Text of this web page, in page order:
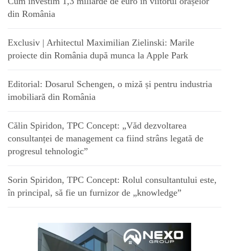
din România
Exclusiv | Arhitectul Maximilian Zielinski: Marile
proiecte din România după munca la Apple Park
Editorial: Dosarul Schengen, o miză și pentru industria
imobiliară din România
Călin Spiridon, TPC Concept: „Văd dezvoltarea
consultanței de management ca fiind strâns legată de
progresul tehnologic”
Sorin Spiridon, TPC Concept: Rolul consultantului este,
în principal, să fie un furnizor de „knowledge”